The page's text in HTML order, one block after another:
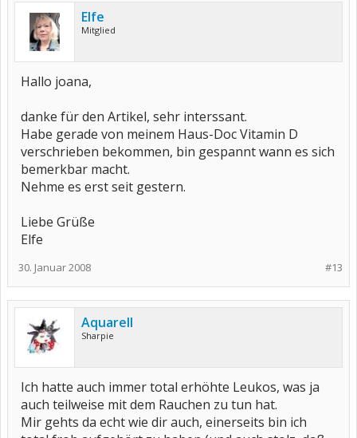
Elfe
Mitglied
Hallo joana,
danke für den Artikel, sehr interssant.
Habe gerade von meinem Haus-Doc Vitamin D
verschrieben bekommen, bin gespannt wann es sich
bemerkbar macht.
Nehme es erst seit gestern.
Liebe Grüße
Elfe
#13
30. Januar 2008
Aquarell
Sharpie
Ich hatte auch immer total erhöhte Leukos, was ja
auch teilweise mit dem Rauchen zu tun hat.
Mir gehts da echt wie dir auch, einerseits bin ich